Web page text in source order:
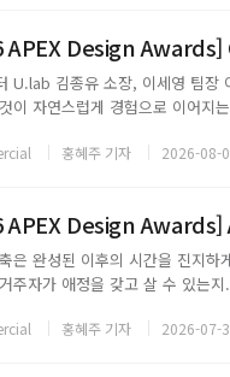
U.lab 김종유 소장, 이세영 팀장
이 자연스럽게 경험으로 이어지
획과 재료 연구를 통해서점의 경
홍혜주 기자 2026-08-
은 완성된 이후의 시간을 진지
주자가 애정을 갖고 살 수 있는
는 기존 건축물의 한계를 새로
홍혜주 기자 2026-07-